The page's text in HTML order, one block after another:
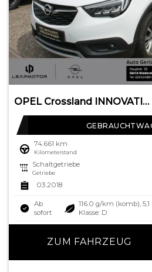
OPEL Crossland INNOVATION 1.2 Turbo Innovation Navi L
74.661 km
Kilometerstand
Schaltgetriebe
Getriebe
03.2018
Ab
sofort
116.0 g/km (komb),
Klasse: D
ZUM FAHRZEUG